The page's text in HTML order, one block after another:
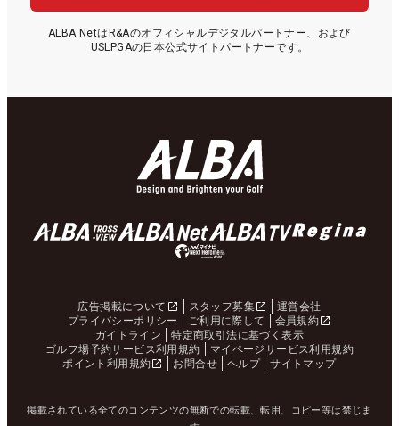
ALBA NetはR&Aのオフィシャルデジタルパートナー、および
USLPGAの日本公式サイトパートナーです。
広告掲載について スタッフ募集
運営会社
プライバシーポリシー
ご利用に際して
会員規約
ガイドライン
特定商取引法に基づく表示
ゴルフ場予約サービス利用規約
マイページサービス利用規約
ポイント利用規約
お問合せ ヘルプ サイトマップ
掲載されている全てのコンテンツの無断での転載、転用、コピー等は禁じま